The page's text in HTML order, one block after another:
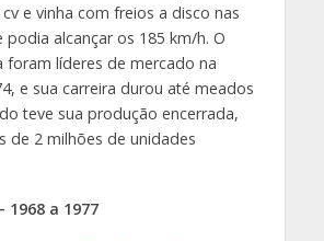
e vinha com freios a disco nas
alcançar os 185 km/h. O
foram líderes de mercado na
e sua carreira durou até meados
teve sua produção encerrada,
de 2 milhões de unidades
1968 a 1977